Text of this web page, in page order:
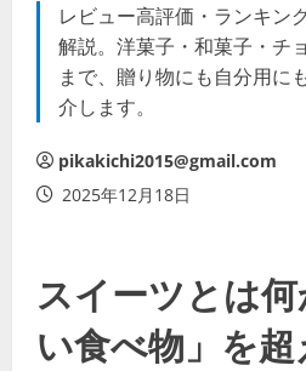
レビュー高評価・ランキン
解説。洋菓子・和菓子・チ
まで、贈り物にも自分用に
介します。
pikakichi2015@gmail.com
2025年12月18日
スイーツとは
い食べ物」を